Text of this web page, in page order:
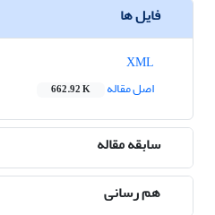
فایل ها
اصل مقاله
662.92 K
سابقه مقاله
هم رسانی